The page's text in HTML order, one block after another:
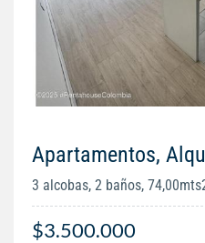
Apartamentos,
3 alcobas, 2 baños,
$3.500.000